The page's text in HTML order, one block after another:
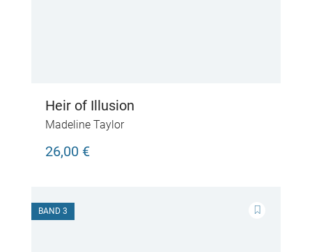
Heir of Illusion
Madeline Taylor
26,00 €
BAND 3